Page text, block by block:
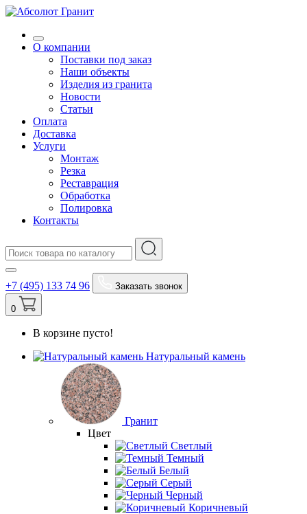
О компании
Поставки под заказ
Наши объекты
Изделия из гранита
Новости
Статьи
Оплата
Доставка
Услуги
Монтаж
Резка
Реставрация
Обработка
Полировка
Контакты
+7 (495) 133 74 96 Заказать звонок
0
В корзине пусто!
Натуральный камень
Гранит
Цвет
Светлый
Темный
Белый
Серый
Черный
Коричневый